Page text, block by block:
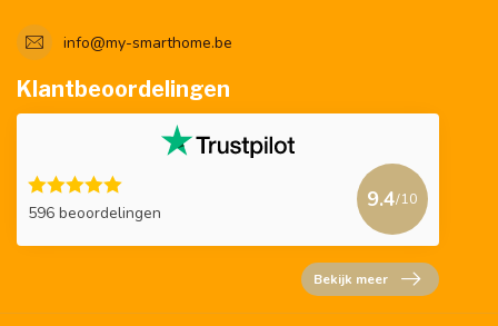
info@my-smarthome.be
Klantbeoordelingen
596 beoordelingen
9.4/10
Bekijk meer